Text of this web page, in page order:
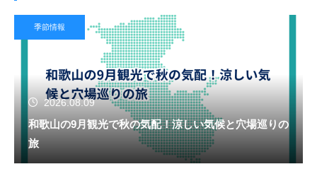
季節情報
2026.08.09
和歌山の9月観光で秋の気配！涼しい気候と穴場巡りの
旅